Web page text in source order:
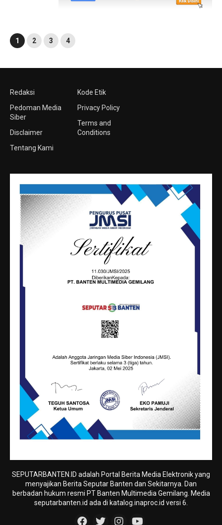
1 2 3 4
Redaksi
Pedoman Media
Siber
Disclaimer
Tentang Kami
Kode Etik
Privacy Policy
Terms and
Conditions
SEPUTARBANTEN.ID adalah Portal Berita Media Elektronik yang
menyajikan Berita Seputar Banten dan Sekitarnya. Dan
berbadan hukum resmi PT Banten Multimedia Gemilang. Media
seputarbanten.id ada di katalog.inaproc.id versi 6.